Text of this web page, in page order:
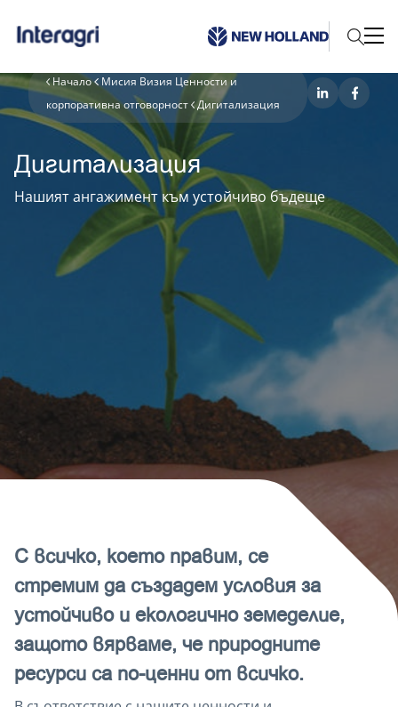
Начало Мисия Визия Ценности и
корпоративна отговорност
Дигитализация
Дигитализация
Нашият ангажимент към устойчиво бъдеще
С всичко, което правим, се
стремим да създадем условия за
устойчиво и екологично земеделие,
защото вярваме, че природните
ресурси са по-ценни от всичко.